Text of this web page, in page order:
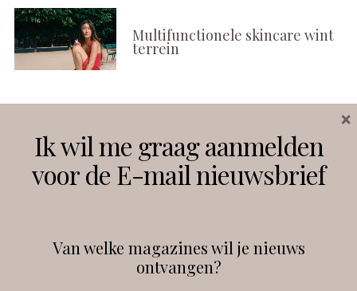
Multifunctionele skincare wint
terrein
Instagram Facebook
debeautyprofessional
Ik wil me graag aanmelden
voor de E-mail nieuwsbrief
Van welke magazines wil je nieuws
ontvangen?
×